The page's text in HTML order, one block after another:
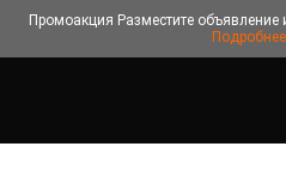
Промоакция Разместите
Подробнее